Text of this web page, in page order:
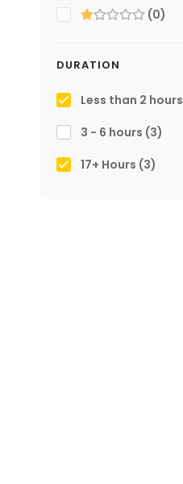
(0)
DURATION
Less than 2 hours
3 - 6 hours (3)
17+ Hours (3)